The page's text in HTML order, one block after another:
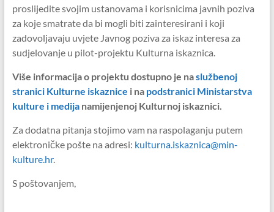
proslijedite svojim ustanovama i korisnicima javnih poziva
za koje smatrate da bi mogli biti zainteresirani i koji
zadovoljavaju uvjete Javnog poziva za iskaz interesa za
sudjelovanje u pilot-projektu Kulturna iskaznica.
Više informacija o projektu dostupno je naslužbenoj
stranici Kulturne iskaznice i na podstranici Ministarstva
kulture i medijanamijenjenoj Kulturnoj iskaznici.
Za dodatna pitanja stojimo vam na raspolaganju putem
elektroničke pošte na adresi: kulturna.iskaznica@min-
kulture.hr.
S poštovanjem,